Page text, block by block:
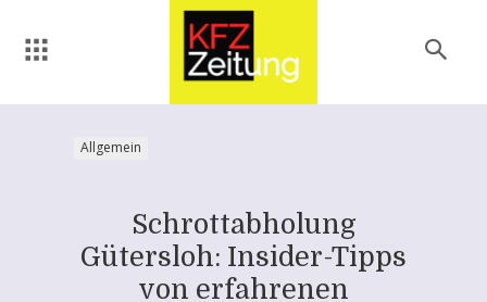
Allgemein
Schrottabholung
Gütersloh: Insider-Tipps
von erfahrenen